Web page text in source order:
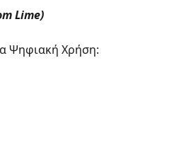
Lime)
Ψηφιακή Χρήση: